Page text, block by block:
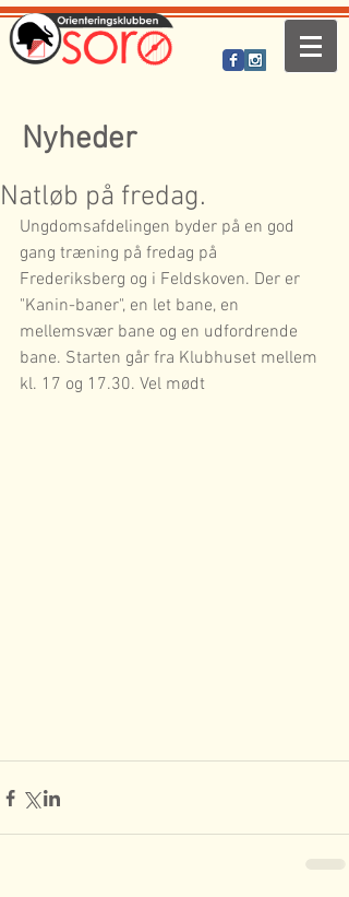
Nyheder
Natløb på fredag.
Ungdomsafdelingen byder på en god
gang træning på fredag på
Frederiksberg og i Feldskoven. Der er
"Kanin-baner", en let bane, en
mellemsvær bane og en udfordrende
bane. Starten går fra Klubhuset mellem
kl. 17 og 17.30. Vel mødt